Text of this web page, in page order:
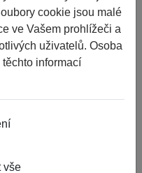
cookie jsou malé
ve Vašem prohlížeči a
uživatelů. Osoba
informací
vše